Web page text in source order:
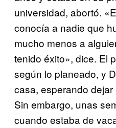
universidad, abortó.
conocía a nadie que
mucho menos a
tenido éxito», dice. El
según lo planeado, y
casa, esperando
Sin embargo, unas
cuando estaba de